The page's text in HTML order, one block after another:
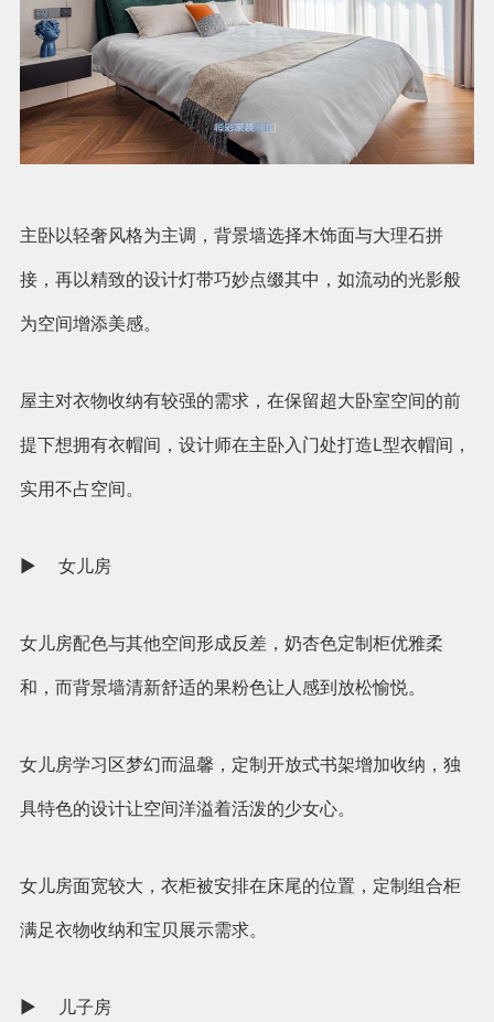
主卧以轻奢风格为主调，背景墙选择木饰面与大理石拼
接，再以精致的设计灯带巧妙点缀其中，如流动的光影般
为空间增添美感。
屋主对衣物收纳有较强的需求，在保留超大卧室空间的前
提下想拥有衣帽间，设计师在主卧入门处打造L型衣帽间，
实用不占空间。
► 女儿房
女儿房配色与其他空间形成反差，奶杏色定制柜优雅柔
和，而背景墙清新舒适的果粉色让人感到放松愉悦。
女儿房学习区梦幻而温馨，定制开放式书架增加收纳，独
具特色的设计让空间洋溢着活泼的少女心。
女儿房面宽较大，衣柜被安排在床尾的位置，定制组合柜
满足衣物收纳和宝贝展示需求。
► 儿子房